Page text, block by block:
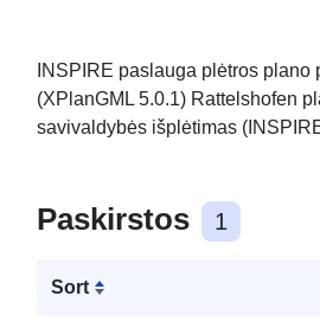
INSPIRE paslauga plėtros plano
(XPlanGML 5.0.1) Rattelshofen
savivaldybės išplėtimas
Paskirstos 1
Sort